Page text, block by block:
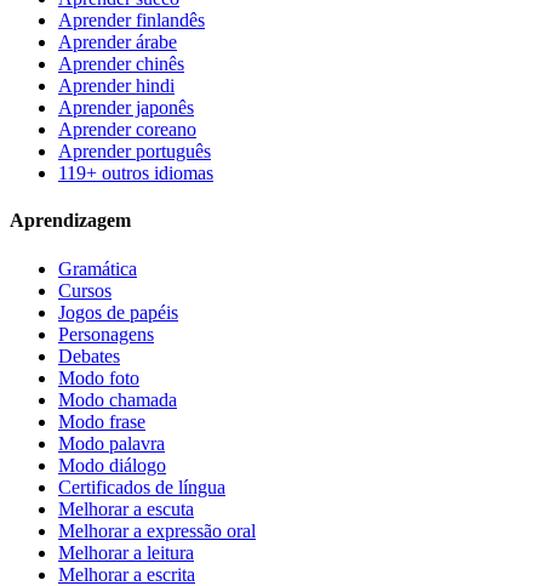
Aprender finlandês
Aprender árabe
Aprender chinês
Aprender hindi
Aprender japonês
Aprender coreano
Aprender português
119+ outros idiomas
Aprendizagem
Gramática
Cursos
Jogos de papéis
Personagens
Debates
Modo foto
Modo chamada
Modo frase
Modo palavra
Modo diálogo
Certificados de língua
Melhorar a escuta
Melhorar a expressão oral
Melhorar a leitura
Melhorar a escrita